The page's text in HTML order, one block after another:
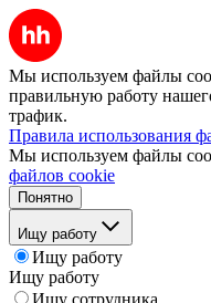
Мы используем файлы
правильную работу
трафик.
Правила использования
Мы используем файлы
файлов cookie
Понятно
Ищу работу
Ищу работу
Ищу работу
Ищу сотрудника